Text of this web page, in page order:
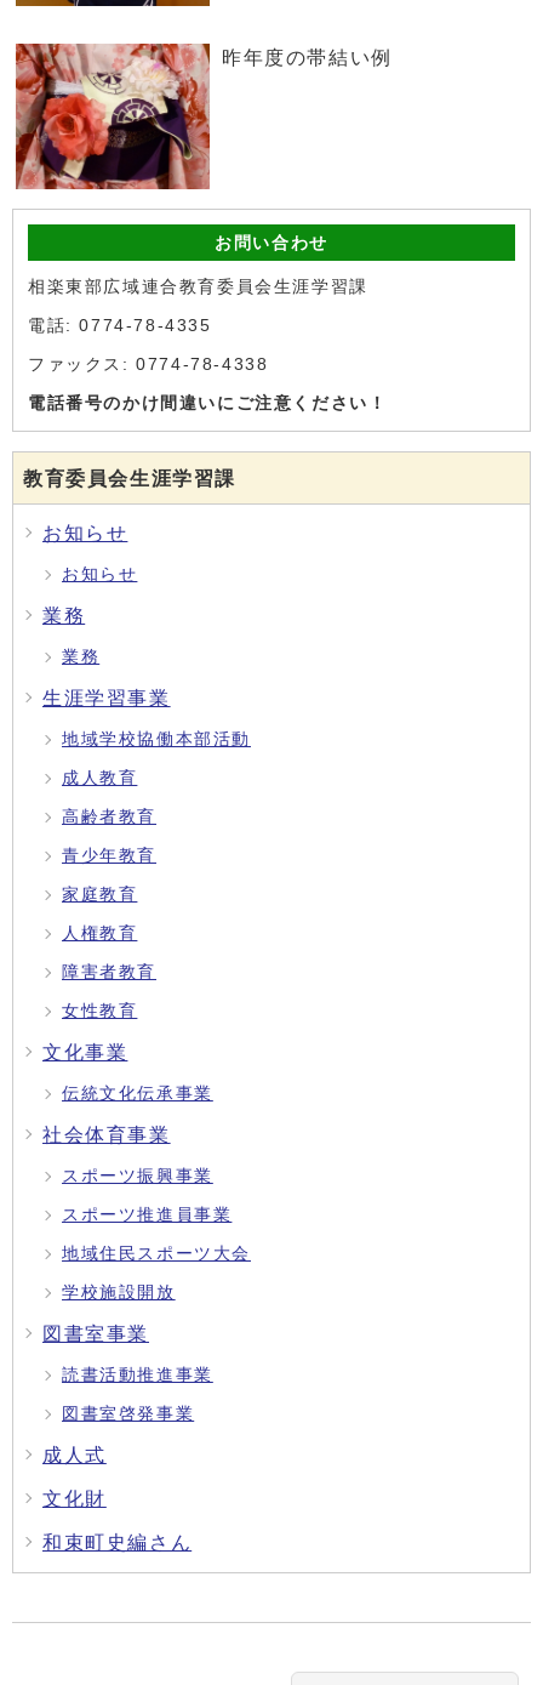
昨年度の帯結い例
お問い合わせ
相楽東部広域連合教育委員会生涯学習課
電話: 0774-78-4335
ファックス: 0774-78-4338
電話番号のかけ間違いにご注意ください！
教育委員会生涯学習課
お知らせ
お知らせ
業務
業務
生涯学習事業
地域学校協働本部活動
成人教育
高齢者教育
青少年教育
家庭教育
人権教育
障害者教育
女性教育
文化事業
伝統文化伝承事業
社会体育事業
スポーツ振興事業
スポーツ推進員事業
地域住民スポーツ大会
学校施設開放
図書室事業
読書活動推進事業
図書室啓発事業
成人式
文化財
和束町史編さん